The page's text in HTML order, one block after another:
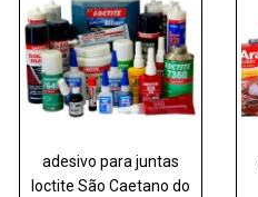
adesivo para juntas
loctite São Caetano do